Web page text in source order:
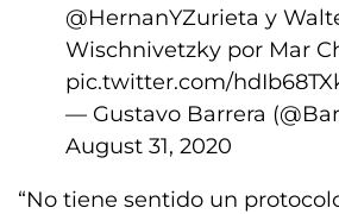
@HernanYZurieta y
Wischnivetzky por Mar
pic.twitter.com/
— Gustavo Barrera
August 31, 2020
“No tiene sentido un